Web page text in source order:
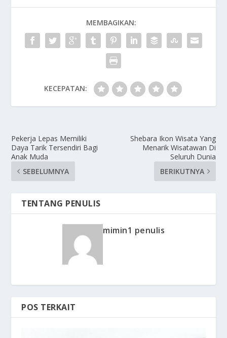
MEMBAGIKAN:
KECEPATAN:
Pekerja Lepas Memiliki
Daya Tarik Tersendiri Bagi
Anak Muda
SEBELUMNYA
Shebara Ikon Wisata Yang
Menarik Wisatawan Di
Seluruh Dunia
BERIKUTNYA
TENTANG PENULIS
mimin1 penulis
POS TERKAIT